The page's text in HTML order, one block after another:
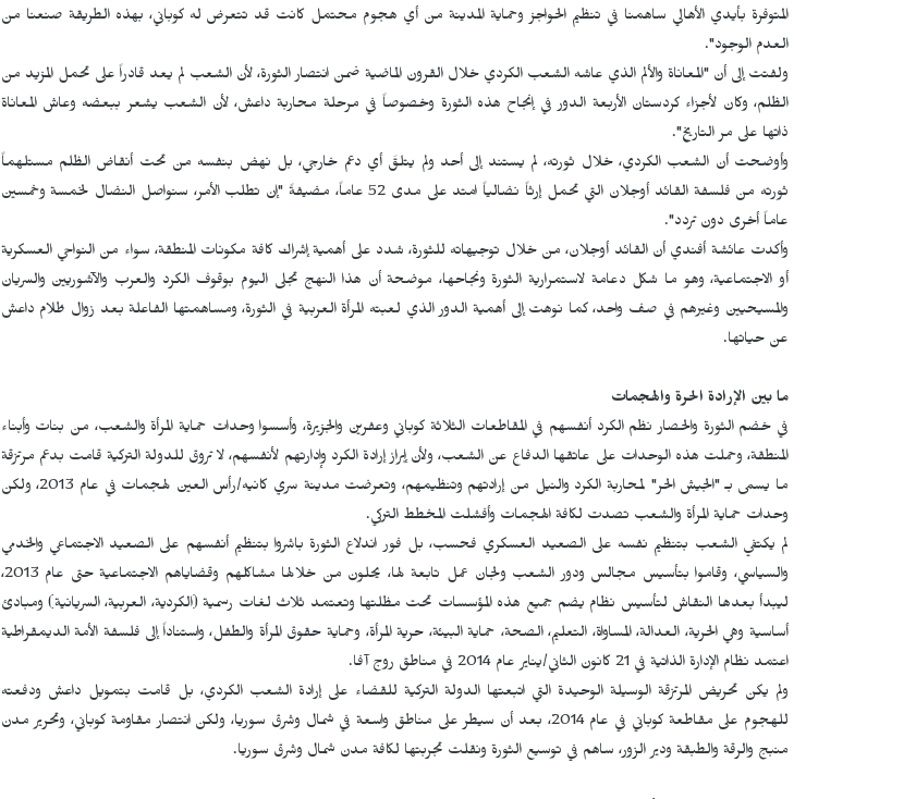
المتوفرة بأيدي الأهالي ساهمنا في تنظيم الحواجز وحماية المدينة من أي هجوم محتمل كانت قد تتعرض له كوباني، بهذه الطريقة صنعنا من
العدم الوجود".
ولفتت إلى أن "المعاناة والألم الذي عاشه الشعب الكردي خلال القرون الماضية ضمن انتصار الثورة، لأن الشعب لم يعد قادراً على تحمل المزيد من
الظلم، وكان لأجزاء كردستان الأربعة الدور في إنجاح هذه الثورة وخصوصاً في مرحلة محاربة داعش، لأن الشعب يشعر ببعضه وعاش المعاناة
ذاتها على مر التاريخ".
وأوضحت أن الشعب الكردي، خلال ثورته، لم يستند إلى أحد ولم يتلقَ أي دعم خارجي، بل نهض بنفسه من تحت أنقاض الظلم مستلهماً
ثورته من فلسفة القائد أوجلان التي تحمل إرثاً نضالياً امتد على مدى 52 عاماً، مضيفةً "إن تطلب الأمر، سنواصل النضال لخمسة وخمسين
عاماً أخرى دون تردد".
وأكدت عائشة أفندي أن القائد أوجلان، من خلال توجيهاته للثورة، شدد على أهمية إشراك كافة مكونات المنطقة، سواء من النواحي العسكرية
أو الاجتماعية، وهو ما شكل دعامة لاستمرارية الثورة ونجاحها، موضحة أن هذا النهج تجلى اليوم بوقوف الكرد والعرب والآشوريين والسريان
والمسيحيين وغيرهم في صف واحد، كما نوهت إلى أهمية الدور الذي لعبته المرأة العربية في الثورة، ومساهمتها الفاعلة بعد زوال ظلام داعش
عن حياتها.
ما بين الإرادة الحرة والهجمات
في خضم الثورة والحصار نظم الكرد أنفسهم في المقاطعات الثلاثة كوباني وعفرين والجزيرة، وأسسوا وحدات حماية المرأة والشعب، من بنات وأبناء
المنطقة، وحملت هذه الوحدات على عاتقها الدفاع عن الشعب، ولأن إبراز إرادة الكرد وإدارتهم لأنفسهم، لا تروق للدولة التركية قامت بدعم مرتزقة
ما يسمى بـ "الجيش الحر" لمحاربة الكرد والنيل من إرادتهم وتنظيمهم، وتعرضت مدينة سري كانيه/رأس العين لهجمات في عام 2013، ولكن
وحدات حماية المرأة والشعب تصدت لكافة الهجمات وأفشلت المخطط التركي.
لم يكتفي الشعب بتنظيم نفسه على الصعيد العسكري فحسب، بل فور اندلاع الثورة باشروا بتنظيم أنفسهم على الصعيد الاجتماعي والخدمي
والسياسي، وقاموا بتأسيس مجالس ودور الشعب ولجان عمل تابعة لها، يحلون من خلالها مشاكلهم وقضاياهم الاجتماعية حتى عام 2013،
ليبدأ بعدها النقاش لتأسيس نظام يضم جميع هذه المؤسسات تحت مظلتها وتعتمد ثلاث لغات رسمية (الكردية، العربية، السريانية) ومبادئ
أساسية وهي الحرية، العدالة، المساواة، التعليم، الصحة، حماية البيئة، حرية المرأة، وحماية حقوق المرأة والطفل، واستناداً إلى فلسفة الأمة الديمقراطية
اعتمد نظام الإدارة الذاتية في 21 كانون الثاني/يناير عام 2014 في مناطق روج آفا.
ولم يكن تحريض المرتزقة الوسيلة الوحيدة التي اتبعتها الدولة التركية للقضاء على إرادة الشعب الكردي، بل قامت بتمويل داعش ودفعته
للهجوم على مقاطعة كوباني في عام 2014، بعد أن سيطر على مناطق واسعة في شمال وشرق سوريا، ولكن انتصار مقاومة كوباني، وتحرير مدن
منبج والرقة والطبقة ودير الزور، ساهم في توسيع الثورة ونقلت تجربتها لكافة مدن شمال وشرق سوريا.